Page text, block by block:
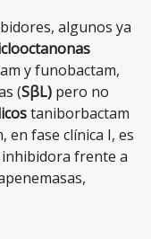
algunos ya
y funobactam,
(SβL) pero no
taniborbactam
en fase clínica I, es
frente a